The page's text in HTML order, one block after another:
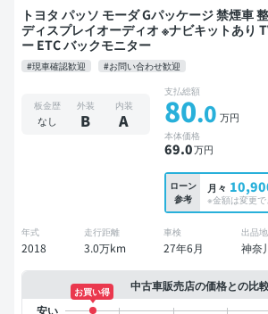
トヨタ パッソ モーダ Gパッケージ 禁煙車 整備記録簿あり
ディスプレイオーディオ ※ナビキットあり
ー ETC バックモニター
#現車確認歓迎 #お問い合わせ歓迎
板金歴
なし
外装
B
内装
A
支払総額
80.0 万円
本体価格
69.0万円
ローン
参考
月々
※金額は変更で
年式
2018
走行距離
3.0万km
車検
27年6月
出品
神奈
中古車販売店の価格との比
お買い得